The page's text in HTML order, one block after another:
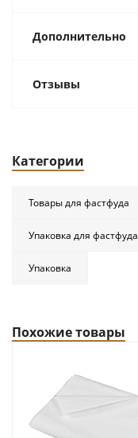
Дополнительно
Отзывы
Категории
Товары для фастфуда
Упаковка для фастфуда
Упаковка
Похожие товары